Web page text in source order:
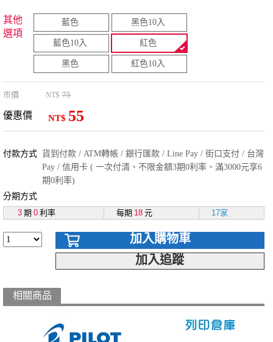
其他
選項
藍色 黑色10入
藍色10入 紅色
黑色 紅色10入
市價 NT$ 75
優惠價 NT$ 55
付款方式 貨到付款 / ATM轉帳 / 銀行匯款 / Line Pay / 街口支付 / 台灣
Pay / 信用卡 ( 一次付清、不限金額3期0利率、滿3000元享6
期0利率)
分期方式
3 期 0 利率 每期 18 元 17家
加入購物車
加入追蹤
相關商品